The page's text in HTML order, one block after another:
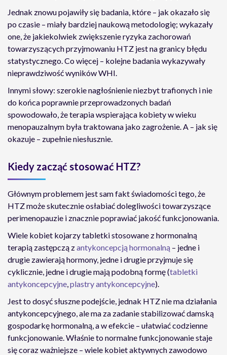
Jednak znowu pojawiły się badania, które – jak okazało się
po czasie – miały bardziej naukową metodologię; wykazały
one, że jakiekolwiek zwiększenie ryzyka zachorowań
towarzyszących przyjmowaniu HTZ jest na granicy błędu
statystycznego. Co więcej – kolejne badania wykazywały
nieprawdziwość wyników WHI.
Innymi słowy: szerokie nagłośnienie niezbyt trafionych i nie
do końca poprawnie przeprowadzonych badań
spowodowało, że terapia wspierająca kobiety w wieku
menopauzalnym była traktowana jako zagrożenie. A – jak się
okazuje – zupełnie niesłusznie.
Kiedy zacząć stosować HTZ?
Głównym problemem jest sam fakt świadomości tego, że
HTZ może skutecznie osłabiać dolegliwości towarzyszące
perimenopauzie i znacznie poprawiać jakość funkcjonowania.
Wiele kobiet kojarzy tabletki stosowane z hormonalną
terapią zastępczą zantykoncepcją hormonalną – jedne i
drugie zawierają hormony, jedne i drugie przyjmuje się
cyklicznie, jedne i drugie mają podobną formę (tabletki
antykoncepcyjne,plastry antykoncepcyjne).
Jest to dosyć słuszne podejście, jednak HTZ nie ma działania
antykoncepcyjnego, ale ma za zadanie stabilizować damską
gospodarkę hormonalną, a w efekcie – ułatwiać codzienne
funkcjonowanie. Właśnie to normalne funkcjonowanie staje
się coraz ważniejsze – wiele kobiet aktywnych zawodowo